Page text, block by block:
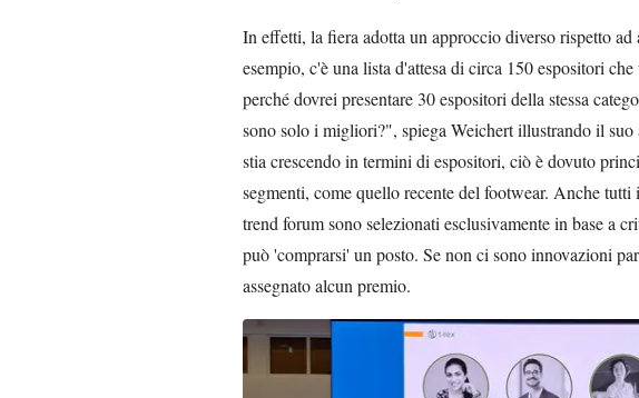
In effetti, la fiera adotta un approccio diverso rispetto
esempio, c'è una lista d'attesa di circa 150 espositori
perché dovrei presentare 30 espositori della stessa
sono solo i migliori?", spiega Weichert illustrando il suo
stia crescendo in termini di espositori, ciò è dovuto
segmenti, come quello recente del footwear. Anche
trend forum sono selezionati esclusivamente in base a
può 'comprarsi' un posto. Se non ci sono innovazioni
assegnato alcun premio.